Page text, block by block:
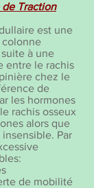
de Traction
est une
à une
entre le rachis
chez le
de
les hormones
rachis osseux
alors que
Par
de mobilité